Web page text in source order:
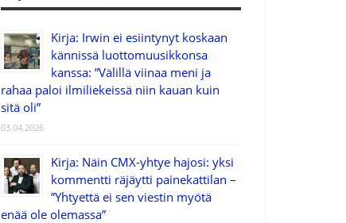
Kirja: Irwin ei esiintynyt koskaan
kännissä luottomuusikkonsa
kanssa: ”Välillä viinaa meni ja
rahaa paloi ilmiliekeissä niin kauan kuin
sitä oli”
03.04.2026
Kirja: Näin CMX-yhtye hajosi: yksi
kommentti räjäytti painekattilan –
”Yhtyettä ei sen viestin myötä
enää ole olemassa”